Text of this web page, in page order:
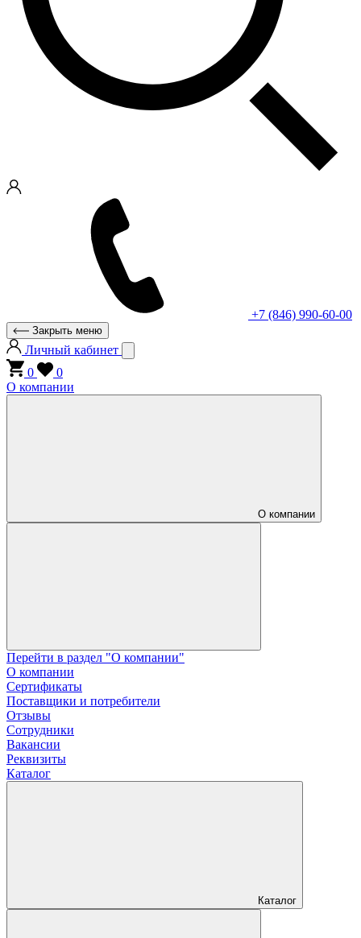
+7 (846) 990-60-00
Закрыть меню
Личный кабинет
0
0
О компании
О компании
Перейти в раздел "О компании"
О компании
Сертификаты
Поставщики и потребители
Отзывы
Сотрудники
Вакансии
Реквизиты
Каталог
Каталог